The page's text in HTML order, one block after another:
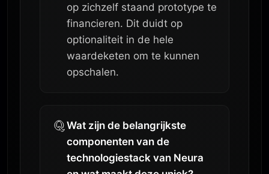
op zichzelf staand prototype te
financieren. Dit duidt op
optionaliteit in de hele
waardeketen om te kunnen
opschalen.
Wat zijn de belangrijkste
componenten van de
technologiestack van Neura